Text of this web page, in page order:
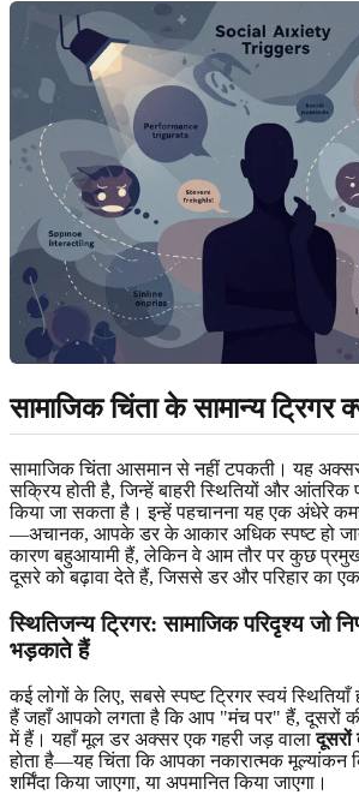
सामाजिक चिंता के सामान्य ट्रिगर
सामाजिक चिंता आसमान से नहीं टपकती। यह अक्सर
सक्रिय होती है, जिन्हें बाहरी स्थितियों और आंतरिक
किया जा सकता है। इन्हें पहचानना यह एक अंधेरे
—अचानक, आपके डर के आकार अधिक स्पष्ट हो
कारण बहुआयामी हैं, लेकिन वे आम तौर पर कुछ
दूसरे को बढ़ावा देते हैं, जिससे डर और परिहार का
स्थितिजन्य ट्रिगर: सामाजिक परिदृश्य जो
भड़काते हैं
कई लोगों के लिए, सबसे स्पष्ट ट्रिगर स्वयं स्थितियाँ
हैं जहाँ आपको लगता है कि आप "मंच पर" हैं, दूसरों
में हैं। यहाँ मूल डर अक्सर एक गहरी जड़ वालादूसरों
होता है—यह चिंता कि आपका नकारात्मक मूल्यांकन
शर्मिंदा किया जाएगा, या अपमानित किया जाएगा।